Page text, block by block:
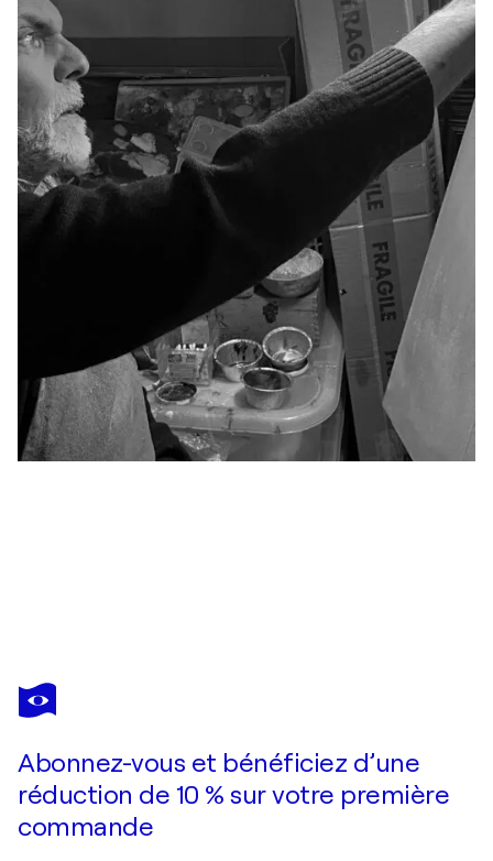
YŪREI
Al mattino
Abonnez-vous et bénéficiez d’une
réduction de 10 % sur votre première
commande